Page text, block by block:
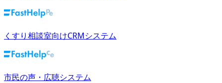
くすり相談室向けCRMシステム
市民の声・広聴システム